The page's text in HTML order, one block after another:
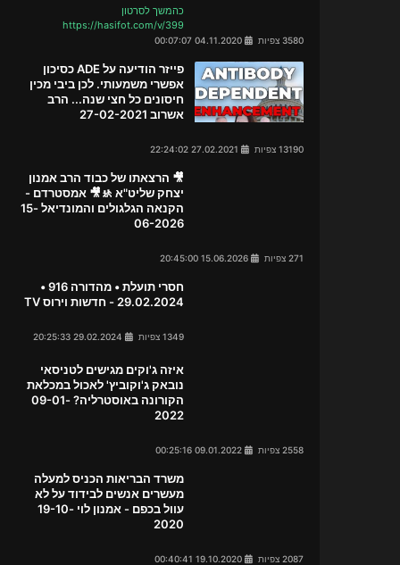
כהמשך לסרטון
https://hasifot.com/v/399
3580 צפיות
פייזר הודיעה על ADE כסיכון
אפשרי משמעותי. לכן ביבי מכין
חיסונים כל חצי שנה... הרב
אשרוב 27-02-2021
13190 צפיות
🎥 הרצאתו של כבוד הרב אמנון
יצחק שליט"א 🚸🎥 אמסטרדם -
הקנאה הגלגולים והמונדיאל 15-
06-2026
271 צפיות
חסרי תועלת • מהדורה 916 •
29.02.2024 - חדשות וירוס TV
1349 צפיות
איזה ג'וקים מגישים לטניסאי
נובאק ג'וקוביץ' לאכול במכלאת
הקורונה באוסטרליה? 09-01-
2022
2558 צפיות
משרד הבריאות הכניס למעלה
מעשרים אנשים לבידוד על לא
עוול בכפם - אמנון לוי 19-10-
2020
2087 צפיות